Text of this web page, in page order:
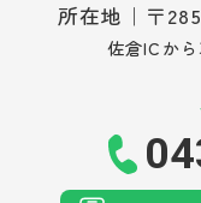
所在地｜〒
佐倉ICか